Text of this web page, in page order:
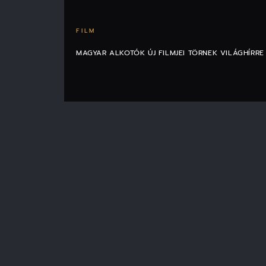
FILM
MAGYAR ALKOTÓK ÚJ FILMJEI TÖRNEK